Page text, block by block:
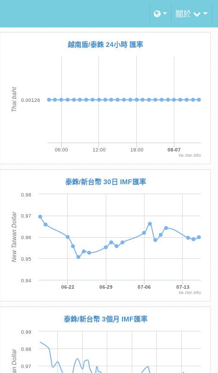
關於
Thai baht
越南盾/泰銖 24小時 匯率
06:00 12:00 18:00 08-07
0.00126
tw.rter.info
New Taiwan Dollar
泰銖/新台幣 30日 IMF匯率
06-22 06-29 07-06 07-13
0.94
0.95
0.96
0.97
0.98
tw.rter.info
泰銖/新台幣 3個月 IMF匯率
0.97
0.98
0.99